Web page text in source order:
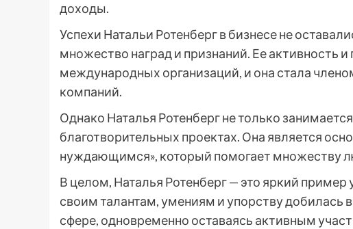
доходы.
Успехи Натальи Ротенберг в бизнесе не
множество наград и признаний. Ее активность
международных организаций, и она стала
компаний.
Однако Наталья Ротенберг не только
благотворительных проектах. Она является
нуждающимся», который помогает множеству
В целом, Наталья Ротенберг — это яркий
своим талантам, умениям и упорству добилась
сфере, одновременно оставаясь активным